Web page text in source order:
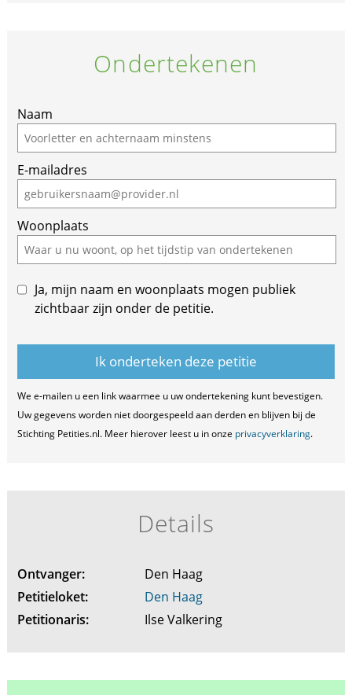
Ondertekenen
If
you
are
a
human,
ignore
this
field
Naam
E-mailadres
Woonplaats
Ja, mijn naam en woonplaats mogen publiek
zichtbaar zijn onder de petitie.
We e-mailen u een link waarmee u uw ondertekening kunt bevestigen.
Uw gegevens worden niet doorgespeeld aan derden en blijven bij de
Stichting Petities.nl. Meer hierover leest u in onze privacyverklaring.
Details
Ontvanger:
Den Haag
Petitieloket:
Den Haag
Petitionaris:
Ilse Valkering